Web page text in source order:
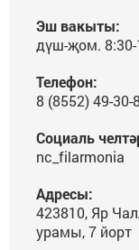
Эш вакыты:
дүш-җом. 8:30-
Телефон:
8 (8552) 49-30-
Социаль
nc_filarmonia
Адресы:
423810, Яр
урамы, 7 йорт